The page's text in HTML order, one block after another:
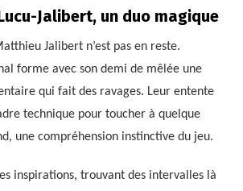
Jalibert, un duo magique
Jalibert n’est pas en reste.
forme avec son demi de mêlée une
qui fait des ravages. Leur entente
technique pour toucher à quelque
une compréhension instinctive du jeu.
inspirations, trouvant des intervalles là